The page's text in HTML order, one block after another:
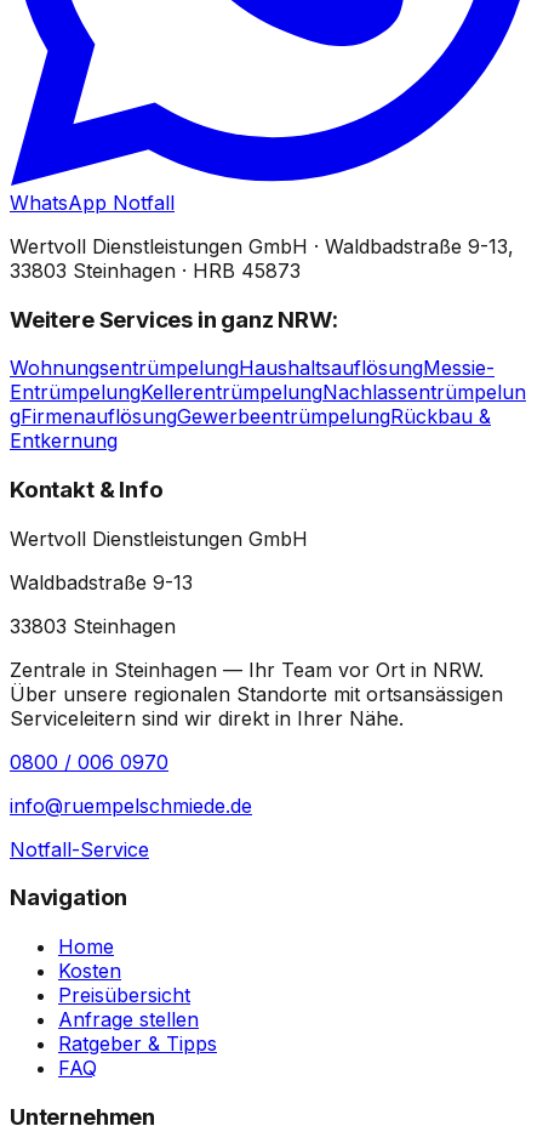
WhatsApp Notfall
Wertvoll Dienstleistungen GmbH · Waldbadstraße 9-13,
33803 Steinhagen · HRB 45873
Weitere Services in ganz NRW:
WohnungsentrümpelungHaushaltsauflösungMessie-
EntrümpelungKellerentrümpelungNachlassentrümpelun
gFirmenauflösungGewerbeentrümpelungRückbau &
Entkernung
Kontakt & Info
Wertvoll Dienstleistungen GmbH
Waldbadstraße 9-13
33803 Steinhagen
Zentrale in Steinhagen — Ihr Team vor Ort in NRW.
Über unsere regionalen Standorte mit ortsansässigen
Serviceleitern sind wir direkt in Ihrer Nähe.
0800 / 006 0970
info@ruempelschmiede.de
Notfall-Service
Navigation
Home
Kosten
Preisübersicht
Anfrage stellen
Ratgeber & Tipps
FAQ
Unternehmen